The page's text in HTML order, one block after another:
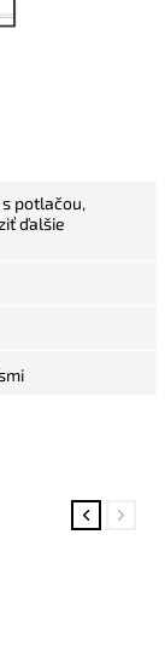
potlačou,
ďalšie
Previous
Next